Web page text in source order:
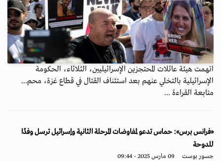
اتهمت هيئة عائلات المحتجزين الإسرائيليين، الثلاثاء، الحكومة
الإسرائيلية بالتخلي عنهم بعد استئناف القتال في قطاع غزة، محم...
متابعة القراءة ...
«فرانس برس»: حماس تدعو لمفاوضات المرحلة الثانية وإسرائيل ترسل وفدًا
للدوحة
جسور بوست 09 مارس 2025 - 09:44